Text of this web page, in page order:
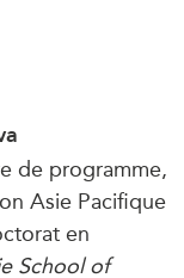
de programme,
Asie Pacifique
en
School of